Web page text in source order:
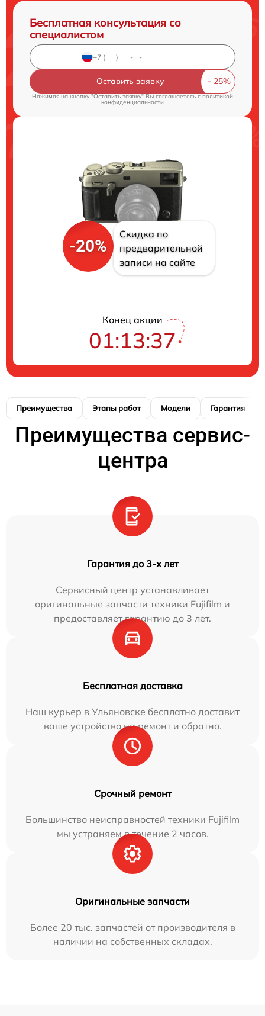
Бесплатная консультация со
специалистом
Оставить заявку
Нажимая на кнопку "Оставить заявку" Вы соглашаетесь c политикой
конфиденциальности
-20%
Скидка по
предварительной
записи на сайте
Конец акции
01:13:37
Преимущества Этапы работ Модели Гарантия
Преимущества сервис-
центра
Гарантия до 3-х лет
Сервисный центр устанавливает
оригинальные запчасти техники Fujifilm и
предоставляет гарантию до 3 лет.
Бесплатная доставка
Наш курьер в Ульяновске бесплатно доставит
ваше устройство на ремонт и обратно.
Срочный ремонт
Большинство неисправностей техники Fujifilm
мы устраняем в течение 2 часов.
Оригинальные запчасти
Более 20 тыс. запчастей от производителя в
наличии на собственных складах.